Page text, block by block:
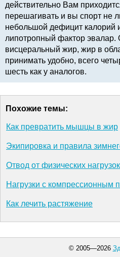
действительно Вам
перешагивать и вы спорт не
небольшой дефицит калорий
липотропный фактор эвалар.
висцеральный жир, жир в
принимать удобно, всего
шесть как у аналогов.
Похожие темы:
Как превратить мышцы в жир
Экипировка и правила
Отвод от физических
Нагрузки с компрессионным
Как лечить растяжение
© 2005—2026